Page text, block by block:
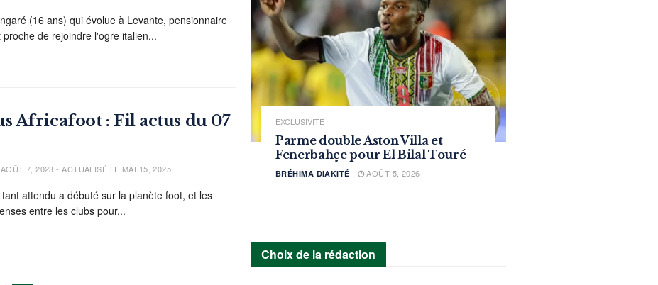
(16 ans) qui évolue à Levante, pensionnaire
de rejoindre l'ogre italien...
Africafoot : Fil actus du 07
7, 2023 - ACTUALISÉ LE MAI 15, 2025
attendu a débuté sur la planète foot, et les
entre les clubs pour...
EXCLUSIVITÉ
Parme double Aston Villa et
Fenerbahçe pour El Bilal Touré
BRÉHIMA DIAKITÉ AOÛT 5, 2026
Choix de la rédaction